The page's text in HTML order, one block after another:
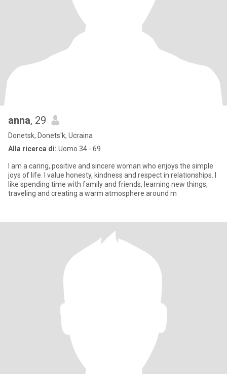
anna, 29
Donetsk, Donets'k, Ucraina
Alla ricerca di: Uomo 34 - 69
I am a caring, positive and sincere woman who enjoys the simple
joys of life. I value honesty, kindness and respect in relationships. I
like spending time with family and friends, learning new things,
traveling and creating a warm atmosphere around m